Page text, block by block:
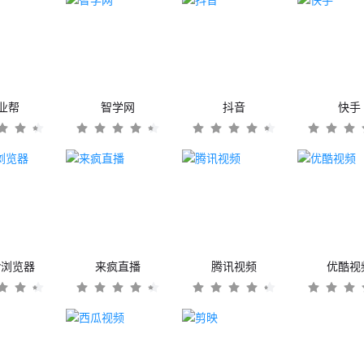
帮 智学网 抖音 快手
览器 来疯直播 腾讯视频 优酷视